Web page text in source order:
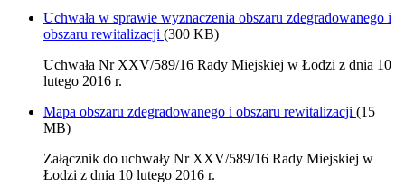
Uchwała w sprawie wyznaczenia obszaru zdegradowanego i
obszaru rewitalizacji (300 KB)
Uchwała Nr XXV/589/16 Rady Miejskiej w Łodzi z dnia 10
lutego 2016 r.
Mapa obszaru zdegradowanego i obszaru rewitalizacji (15
MB)
Załącznik do uchwały Nr XXV/589/16 Rady Miejskiej w
Łodzi z dnia 10 lutego 2016 r.